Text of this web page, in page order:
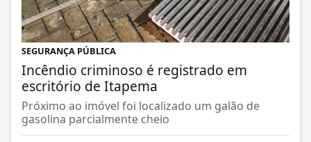
SEGURANÇA PÚBLICA
Incêndio criminoso é registrado em
escritório de Itapema
Próximo ao imóvel foi localizado um galão de
gasolina parcialmente cheio